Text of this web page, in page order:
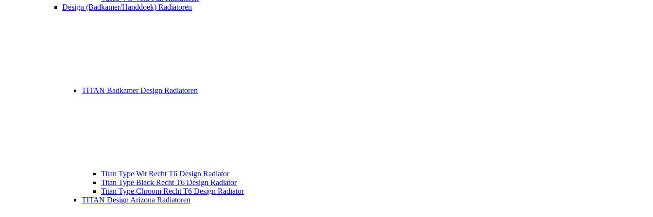
Design (Badkamer/Handdoek) Radiatoren
TITAN Badkamer Design Radiatoren
Titan Type Wit Recht T6 Design Radiator
Titan Type Black Recht T6 Design Radiator
Titan Type Chroom Recht T6 Design Radiator
TITAN Design Arizona Radiatoren